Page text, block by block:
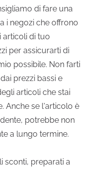
di fare una
i negozi che offrono
articoli di tuo
per assicurarti di
possibile. Non farti
prezzi bassi e
articoli che stai
Anche se l'articolo è
potrebbe non
a lungo termine.
sconti, preparati a